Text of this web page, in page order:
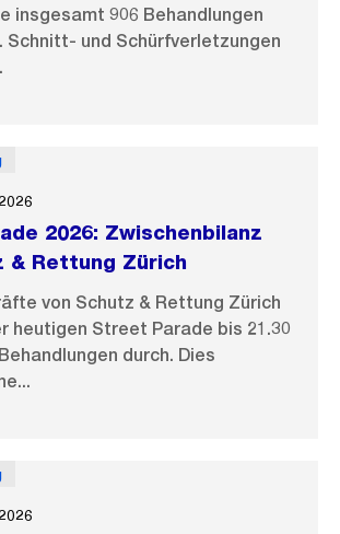
insgesamt 906 Behandlungen
Schnitt- und Schürfverletzungen
2026: Zwischenbilanz
& Rettung Zürich
von Schutz & Rettung Zürich
heutigen Street Parade bis 21.30
durch. Dies